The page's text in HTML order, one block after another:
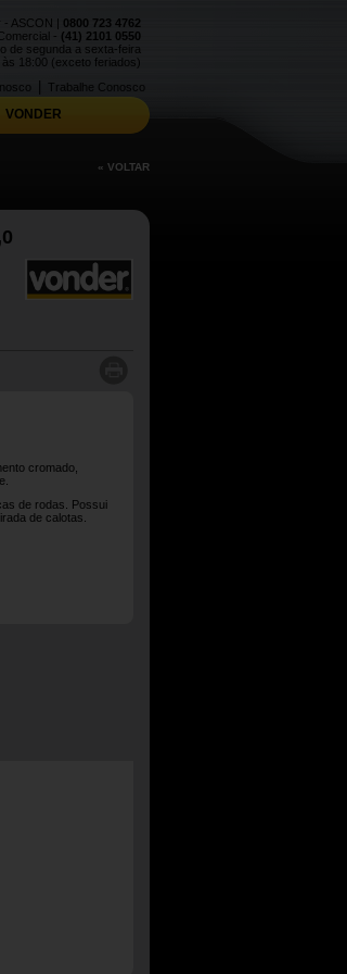
- ASCON | 0800 723 4762
- (41) 2101 0550
de segunda a sexta-feira
às 18:00 (exceto feriados)
Trabalhe Conosco
VONDER
« VOLTAR
cromado,
de rodas. Possui
de calotas.